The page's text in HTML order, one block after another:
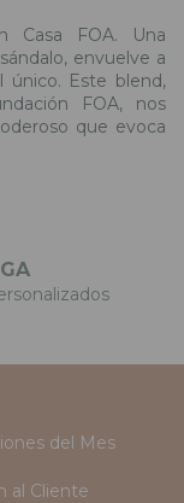
Casa FOA. Una
envuelve a
único. Este blend,
FOA, nos
que evoca
del Mes
al Cliente